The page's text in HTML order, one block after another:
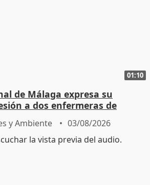
01:10
de Málaga expresa su
a dos enfermeras de
y Ambiente 03/08/2026